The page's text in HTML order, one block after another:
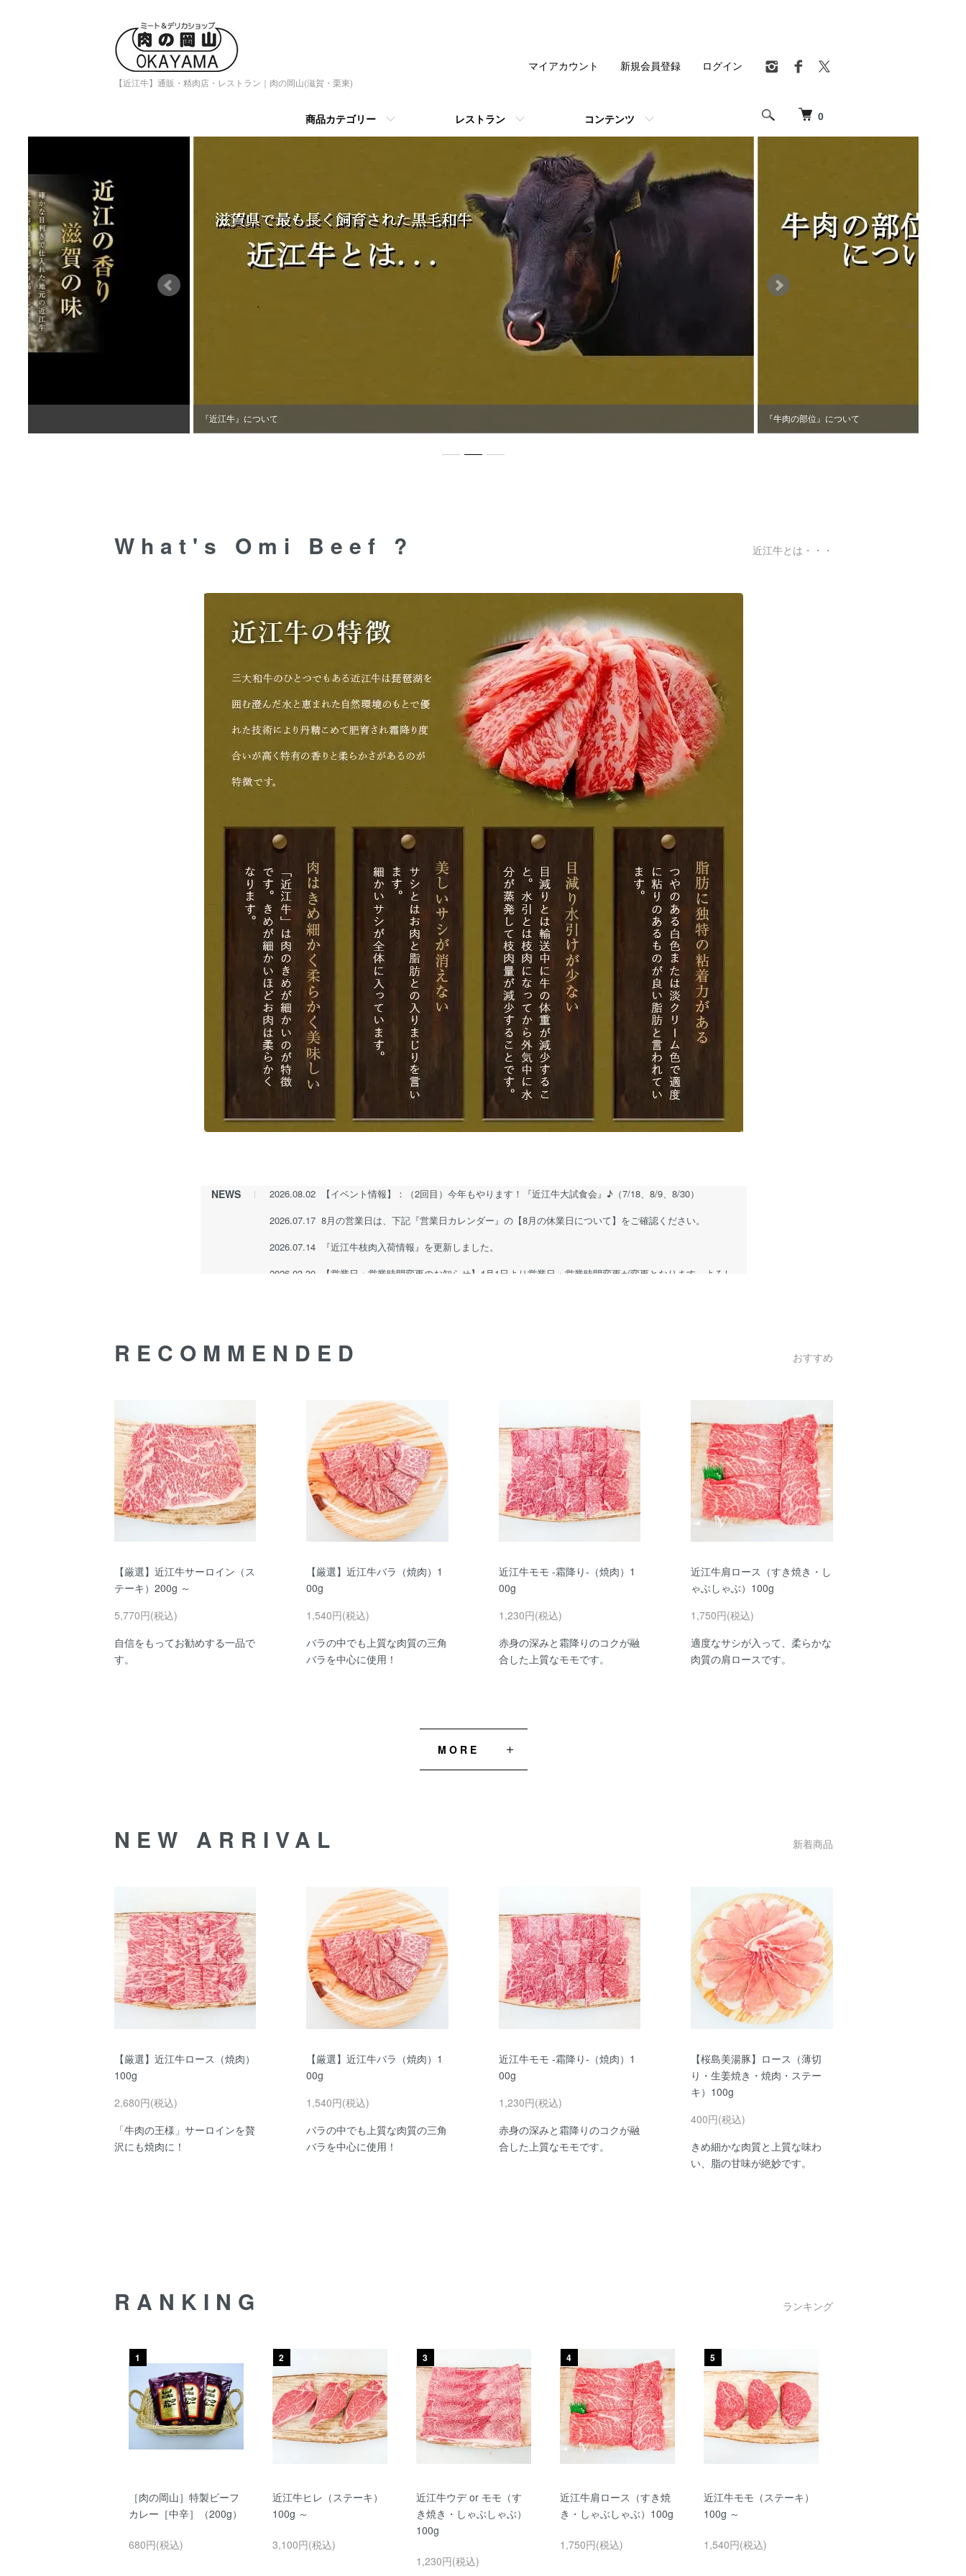
【近江牛】通販・精肉店・レストラン｜肉の岡山(滋賀・栗東)
0
商品カテゴリー レストラン コンテンツ
マイアカウント 新規会員登録 ログイン
『近江牛』について 『牛肉の部位』について
What's Omi Beef ? 近江牛とは・・・
NEWS 2026.08.02
【イベント情報】：（2回目）今年もやります！『近江牛大試食会』♪（7/18、8/9、8/30）
2026.07.17 8月の営業日は、下記『営業日カレンダー』の【8月の休業日について】をご確認ください。
2026.07.14
『近江牛枝肉入荷情報』を更新しました。
2026.03.30
【営業日・営業時間変更のお知らせ】4月1日より営業日・営業時間変更が変更となります。よろし
RECOMMENDED おすすめ
【厳選】近江牛サーロイン（ス
テーキ）200g ～
5,770円(税込)
自信をもってお勧めする一品で
す。
【厳選】近江牛バラ（焼肉）1
00g
1,540円(税込)
バラの中でも上質な肉質の三角
バラを中心に使用！
近江牛モモ ‐霜降り‐（焼肉）1
00g
1,230円(税込)
赤身の深みと霜降りのコクが融
合した上質なモモです。
近江牛肩ロース（すき焼き・し
ゃぶしゃぶ）100g
1,750円(税込)
適度なサシが入って、柔らかな
肉質の肩ロースです。
MORE
NEW ARRIVAL 新着商品
【厳選】近江牛ロース（焼肉）
100g
2,680円(税込)
「牛肉の王様」サーロインを贅
沢にも焼肉に！
【厳選】近江牛バラ（焼肉）1
00g
1,540円(税込)
バラの中でも上質な肉質の三角
バラを中心に使用！
近江牛モモ ‐霜降り‐（焼肉）1
00g
1,230円(税込)
赤身の深みと霜降りのコクが融
合した上質なモモです。
【桜島美湯豚】ロース（薄切
り・生姜焼き・焼肉・ステー
キ）100g
400円(税込)
きめ細かな肉質と上質な味わ
い、脂の甘味が絶妙です。
RANKING ランキング
1
［肉の岡山］特製ビーフ
カレー［中辛］（200g）
680円(税込)
2
近江牛ヒレ（ステーキ）
100g ～
3,100円(税込)
3
近江牛ウデ or モモ（す
き焼き・しゃぶしゃぶ）
100g
1,230円(税込)
4
近江牛肩ロース（すき焼
き・しゃぶしゃぶ）100g
1,750円(税込)
5
近江牛モモ（ステーキ）
100g ～
1,540円(税込)